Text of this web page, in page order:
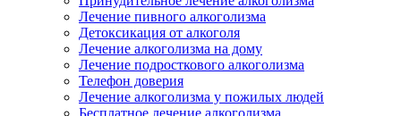
Лечение пивного алкоголизма
Детоксикация от алкоголя
Лечение алкоголизма на дому
Лечение подросткового алкоголизма
Телефон доверия
Лечение алкоголизма у пожилых людей
Бесплатное лечение алкоголизма